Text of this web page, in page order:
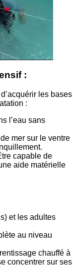
:
les bases
:
l’eau sans
mer sur le ventre
capable de
aide matérielle
et les adultes
au niveau
chauffé à
concentrer sur ses